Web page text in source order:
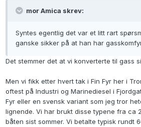
mor Amica skrev:
Syntes egentlig det var et litt rart
ganske sikker på at han har
Det stemmer det at vi konverterte til gass
Men vi fikk etter hvert tak i Fin Fyr her i
oftest på Industri og Marinediesel i
Fyr eller en svensk variant som jeg tror
lignende. Vi har brukt disse typene fra ca
båten sist sommer. Vi betalte typisk rundt